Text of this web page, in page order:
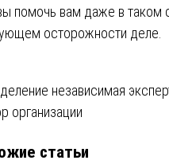
помочь вам даже в
осторожности деле.
независимая
организации
статьи